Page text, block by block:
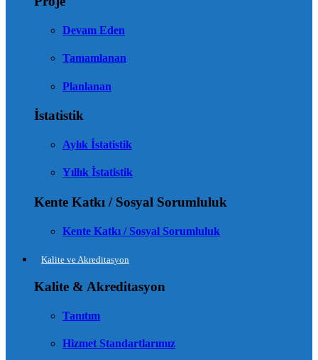
Devam Eden
Tamamlanan
Planlanan
İstatistik
Aylık İstatistik
Yıllık İstatistik
Kente Katkı / Sosyal Sorumluluk
Kente Katkı / Sosyal Sorumluluk
Kalite ve Akreditasyon
Kalite & Akreditasyon
Tanıtım
Hizmet Standartlarımız